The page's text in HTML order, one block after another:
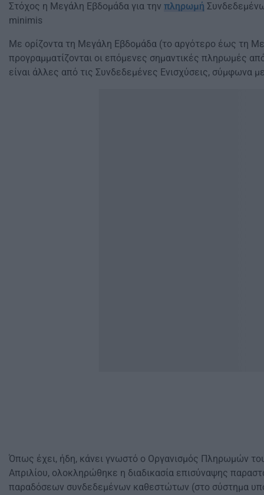
Στόχος η Μεγάλη Εβδομάδα για την πληρωμή
minimis
Με ορίζοντα τη Μεγάλη Εβδομάδα (το αργότερο έως τη
προγραμματίζονται οι επόμενες σημαντικές πληρωμές
είναι άλλες από τις Συνδεδεμένες Ενισχύσεις, σύμφωνα
Όπως έχει, ήδη, κάνει γνωστό ο Οργανισμός Πληρωμών
Απριλίου, ολοκληρώθηκε η διαδικασία επισύναψης
παραδόσεων συνδεδεμένων καθεστώτων (στο σύστημα